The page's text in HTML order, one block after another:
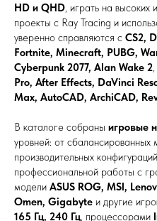
HD и QHD, играть на высоких
проекты с Ray Tracing и
уверенно справляются с CS2,
Fortnite, Minecraft, PUBG,
Cyberpunk 2077, Alan Wake 2
Pro, After Effects, DaVinci
Max, AutoCAD, ArchiCAD,
В каталоге собраны игровые
уровней: от
производительных
профессиональной работы с
модели ASUS ROG, MSI,
Omen, Gigabyte и другие
165 Гц, 240 Гц, процессорами